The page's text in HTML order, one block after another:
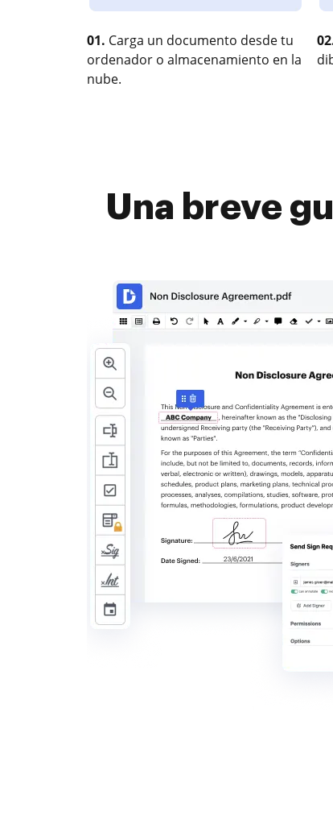
01. Carga un documento desde tu
ordenador o almacenamiento en la
nube.
Una breve